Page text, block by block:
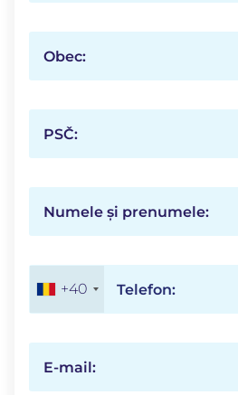
Obec:
PSČ:
Numele și prenumele:
Telefon:
+40
E-mail: